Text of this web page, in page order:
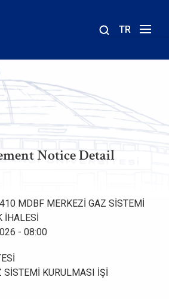
TR
Notice Detail
MDBF MERKEZİ GAZ SİSTEMİ
İHALESİ
- 08:00
SİSTEMİ KURULMASI İŞİ